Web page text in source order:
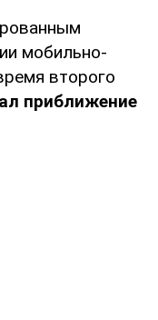
мобильно-
второго
приближение